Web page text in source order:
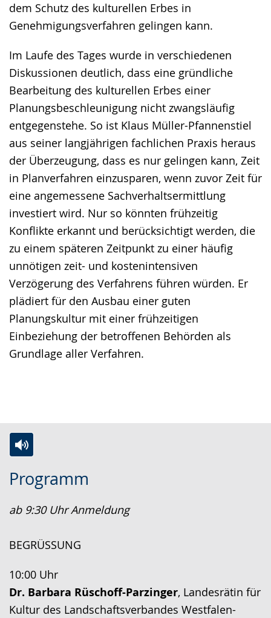
dem Schutz des kulturellen Erbes in
Genehmigungsverfahren gelingen kann.
Im Laufe des Tages wurde in verschiedenen
Diskussionen deutlich, dass eine gründliche
Bearbeitung des kulturellen Erbes einer
Planungsbeschleunigung nicht zwangsläufig
entgegenstehe. So ist Klaus Müller-Pfannenstiel
aus seiner langjährigen fachlichen Praxis heraus
der Überzeugung, dass es nur gelingen kann, Zeit
in Planverfahren einzusparen, wenn zuvor Zeit für
eine angemessene Sachverhaltsermittlung
investiert wird. Nur so könnten frühzeitig
Konflikte erkannt und berücksichtigt werden, die
zu einem späteren Zeitpunkt zu einer häufig
unnötigen zeit- und kostenintensiven
Verzögerung des Verfahrens führen würden. Er
plädiert für den Ausbau einer guten
Planungskultur mit einer frühzeitigen
Einbeziehung der betroffenen Behörden als
Grundlage aller Verfahren.
Programm
ab 9:30 Uhr Anmeldung
BEGRÜSSUNG
10:00 Uhr
Dr. Barbara Rüschoff-Parzinger, Landesrätin für
Kultur des Landschaftsverbandes Westfalen-
Leichten
wechseln.
Audio-
Video
Deutscher
wird
angezeigt.